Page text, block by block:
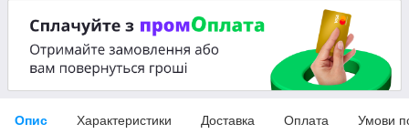
Опис Характеристики Доставка Оплата Умови